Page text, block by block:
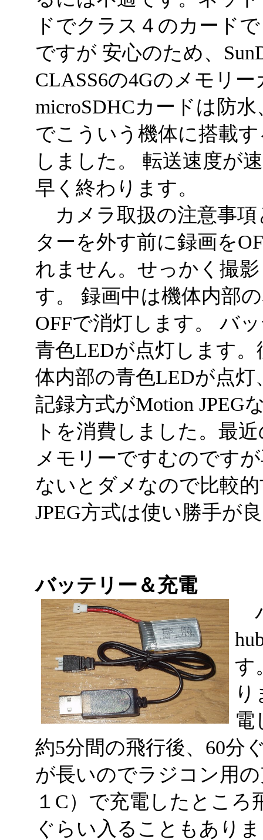
ドでクラス４のカード
ですが 安心のため、
CLASS6の4Gのメモリ
microSDHCカードは防
でこういう機体に搭載
しました。 転送速度が
早く終わります。
カメラ取扱の注意事項
ターを外す前に録画を
れません。せっかく撮
す。 録画中は機体内部
OFFで消灯します。 バ
青色LEDが点灯します
体内部の青色LEDが点
記録方式がMotion JPEG
トを消費しました。最
メモリーですむのです
ないとダメなので比較
JPEG方式は使い勝手が
バッテリー＆充電
す
電
約5分間の飛行後、60分
が長いのでラジコン用の
１C）で充電したところ
ぐらい入ることもあり